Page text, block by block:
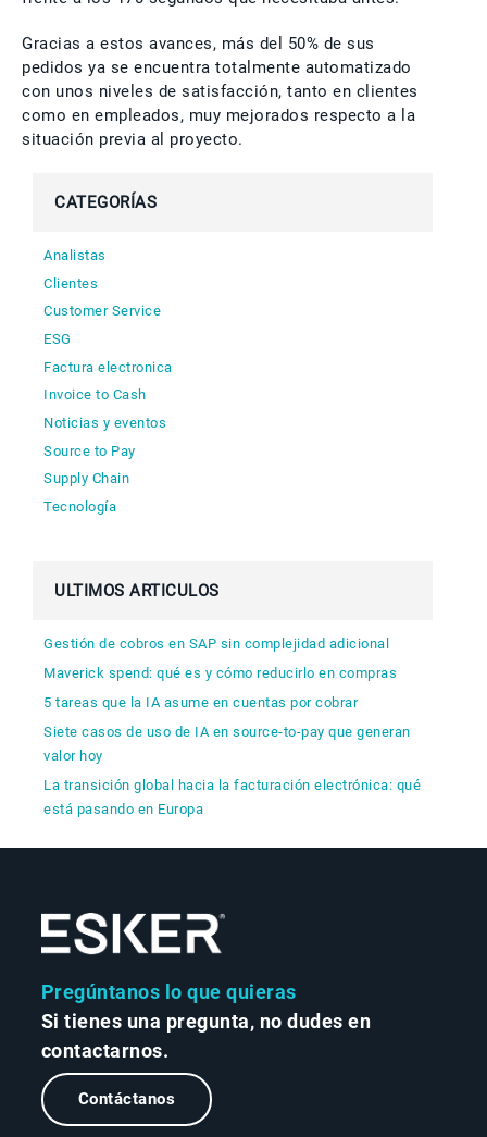
Gracias a estos avances, más del 50% de sus
pedidos ya se encuentra totalmente automatizado
con unos niveles de satisfacción, tanto en clientes
como en empleados, muy mejorados respecto a la
situación previa al proyecto.
CATEGORÍAS
Analistas
Clientes
Customer Service
ESG
Factura electronica
Invoice to Cash
Noticias y eventos
Source to Pay
Supply Chain
Tecnología
ULTIMOS ARTICULOS
Gestión de cobros en SAP sin complejidad adicional
Maverick spend: qué es y cómo reducirlo en compras
5 tareas que la IA asume en cuentas por cobrar
Siete casos de uso de IA en source-to-pay que generan
valor hoy
La transición global hacia la facturación electrónica: qué
está pasando en Europa
Pregúntanos lo que quieras
Si tienes una pregunta, no dudes en
contactarnos.
Contáctanos